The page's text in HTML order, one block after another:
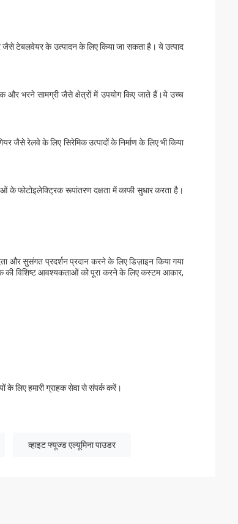
जैसे टेबलवेयर के उत्पादन के लिए किया जा सकता है। ये उत्पाद
और भरने सामग्री जैसे क्षेत्रों में उपयोग किए जाते हैं।ये उच्च
जैसे रेलवे के लिए सिरेमिक उत्पादों के निर्माण के लिए भी किया
के फोटोइलेक्ट्रिक रूपांतरण दक्षता में काफी सुधार करता है।
और सुसंगत प्रदर्शन प्रदान करने के लिए डिज़ाइन किया गया
की विशिष्ट आवश्यकताओं को पूरा करने के लिए कस्टम आकार,
के लिए हमारी ग्राहक सेवा से संपर्क करें।
व्हाइट फ्यूज्ड एल्यूमिना पाउडर